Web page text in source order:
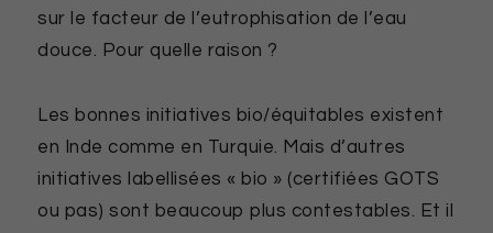
sur le facteur de l’eutrophisation de l’eau
douce. Pour quelle raison ?
Les bonnes initiatives bio/équitables existent
en Inde comme en Turquie. Mais d’autres
initiatives labellisées « bio » (certifiées GOTS
ou pas) sont beaucoup plus contestables. Et il